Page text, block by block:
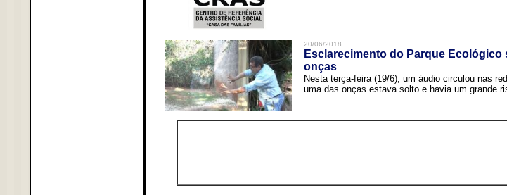
20/06/2018
Esclarecimento do Parque
onças
Nesta terça-feira (19/6), um áudio circulou nas
uma das onças estava solto e havia um grande